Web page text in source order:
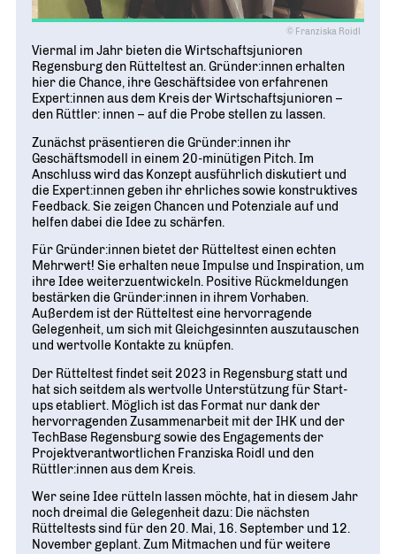
© Franziska Roidl
Viermal im Jahr bieten die Wirtschaftsjunioren
Regensburg den Rütteltest an. Gründer:innen erhalten
hier die Chance, ihre Geschäftsidee von erfahrenen
Expert:innen aus dem Kreis der Wirtschaftsjunioren –
den Rüttler: innen – auf die Probe stellen zu lassen.
Zunächst präsentieren die Gründer:innen ihr
Geschäftsmodell in einem 20-minütigen Pitch. Im
Anschluss wird das Konzept ausführlich diskutiert und
die Expert:innen geben ihr ehrliches sowie konstruktives
Feedback. Sie zeigen Chancen und Potenziale auf und
helfen dabei die Idee zu schärfen.
Für Gründer:innen bietet der Rütteltest einen echten
Mehrwert! Sie erhalten neue Impulse und Inspiration, um
ihre Idee weiterzuentwickeln. Positive Rückmeldungen
bestärken die Gründer:innen in ihrem Vorhaben.
Außerdem ist der Rütteltest eine hervorragende
Gelegenheit, um sich mit Gleichgesinnten auszutauschen
und wertvolle Kontakte zu knüpfen.
Der Rütteltest findet seit 2023 in Regensburg statt und
hat sich seitdem als wertvolle Unterstützung für Start-
ups etabliert. Möglich ist das Format nur dank der
hervorragenden Zusammenarbeit mit der IHK und der
TechBase Regensburg sowie des Engagements der
Projektverantwortlichen Franziska Roidl und den
Rüttler:innen aus dem Kreis.
Wer seine Idee rütteln lassen möchte, hat in diesem Jahr
noch dreimal die Gelegenheit dazu: Die nächsten
Rütteltests sind für den 20. Mai, 16. September und 12.
November geplant. Zum Mitmachen und für weitere